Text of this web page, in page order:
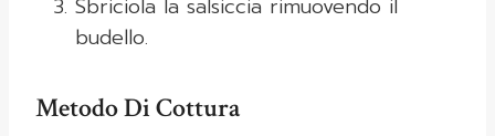
Sbriciola la salsiccia rimuovendo il
budello.
Metodo Di Cottura